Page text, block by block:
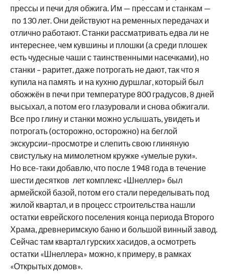
прессы и печи для обжига. Им — прессам и станкам —
по 130 лет. Они действуют на ременных передачах и
отлично работают. Станки рассматривать едва ли не
интереснее, чем кувшины и плошки (а среди плошек
есть чудесные чаши с таинственными насечками), но
станки – раритет, даже потрогать не дают, так что я
купила на память и на кухню дуршлаг, который был
обожжён в печи при температуре 800 градусов, 8 дней
высыхал, а потом его глазуровали и снова обжигали.
Все про глину и станки можно услышать, увидеть и
потрогать (осторожно, осторожно) на беглой
экскурсии–просмотре и слепить свою глиняную
свистульку на мимолетном кружке «умелые руки».
Но все-таки добавлю, что после 1948 года в течение
шести десятков лет комплекс «Шнеллер» был
армейской базой, потом его стали переделывать под
жилой квартал, и в процесс строительства нашли
остатки еврейского поселения конца периода Второго
Храма, древнеримскую баню и большой винный завод.
Сейчас там квартал гурских хасидов, а осмотреть
остатки «Шнеллера» можно, к примеру, в рамках
«Открытых домов».